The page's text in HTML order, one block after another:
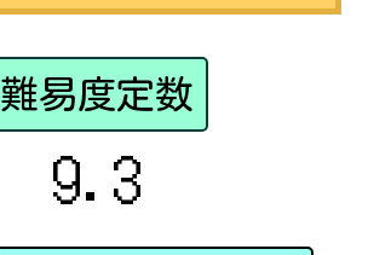
難易度定数
9.3